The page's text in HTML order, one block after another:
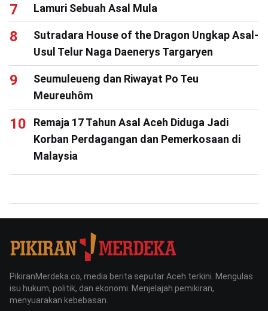
Lamuri Sebuah Asal Mula
Sutradara House of the Dragon Ungkap Asal-
Usul Telur Naga Daenerys Targaryen
Seumuleueng dan Riwayat Po Teu
Meureuhôm
Remaja 17 Tahun Asal Aceh Diduga Jadi
Korban Perdagangan dan Pemerkosaan di
Malaysia
PikiranMerdeka.co, media berita seputar Aceh terkini. Mengulas
isu hukum, politik, dan ekonomi. Menjelajah pemikiran,
menyuarakan kebebasan.